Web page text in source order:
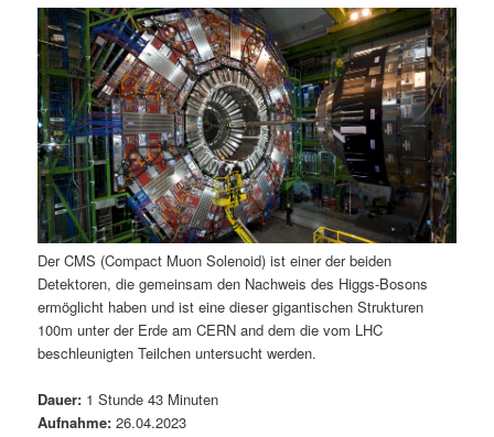
ä
r
e
n
I
n
h
l
n
d
ä
r
e
n
I
h
n
a
v
i
g
a
t
i
o
n
Der CMS (Compact Muon Solenoid) ist einer der beiden
Detektoren, die gemeinsam den Nachweis des Higgs-Bosons
ermöglicht haben und ist eine dieser gigantischen Strukturen
100m unter der Erde am CERN and dem die vom LHC
beschleunigten Teilchen untersucht werden.
Dauer: 1 Stunde 43 Minuten
Aufnahme: 26.04.2023